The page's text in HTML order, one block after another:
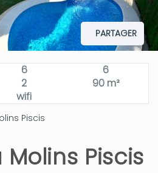
PARTAGER
6
6
2
90 m²
wifi
Piscis
Piscis